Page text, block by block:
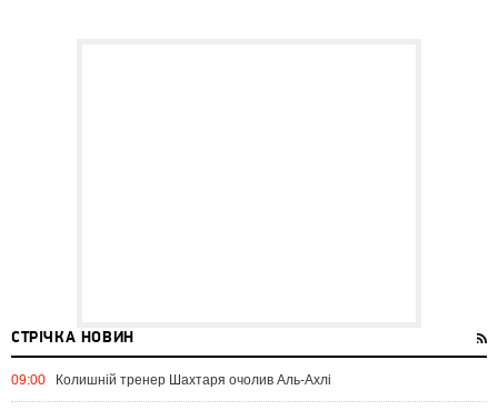
СТРІЧКА НОВИН
09:00 Колишній тренер Шахтаря очолив Аль-Ахлі